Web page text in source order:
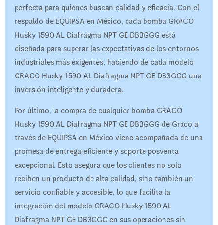
perfecta para quienes buscan calidad y eficacia. Con el
respaldo de EQUIPSA en México, cada bomba GRACO
Husky 1590 AL Diafragma NPT GE DB3GGG está
diseñada para superar las expectativas de los entornos
industriales más exigentes, haciendo de cada modelo
GRACO Husky 1590 AL Diafragma NPT GE DB3GGG una
inversión inteligente y duradera.
Por último, la compra de cualquier bomba GRACO
Husky 1590 AL Diafragma NPT GE DB3GGG de Graco a
través de EQUIPSA en México viene acompañada de una
promesa de entrega eficiente y soporte posventa
excepcional. Esto asegura que los clientes no solo
reciben un producto de alta calidad, sino también un
servicio confiable y accesible, lo que facilita la
integración del modelo GRACO Husky 1590 AL
Diafragma NPT GE DB3GGG en sus operaciones sin